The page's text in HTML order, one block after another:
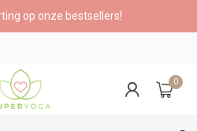
op onze bestsellers!
betalen
0